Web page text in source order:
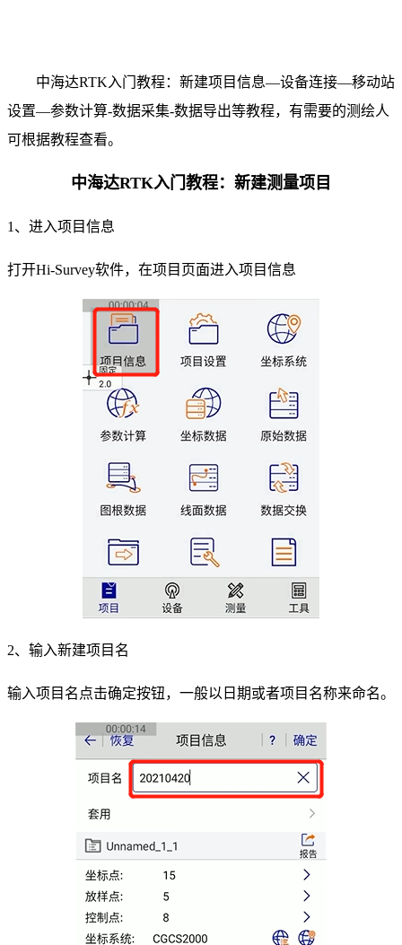
中海达RTK入门教程：新建项目信息—设备连接—移动站
设置—参数计算-数据采集-数据导出等教程，有需要的测绘人
可根据教程查看。
中海达RTK入门教程： 新建测量项目
1、进入项目信息
打开Hi-Survey软件，在项目页面进入项目信息
2、输入新建项目名
输入项目名点击确定按钮，一般以日期或者项目名称来命名。